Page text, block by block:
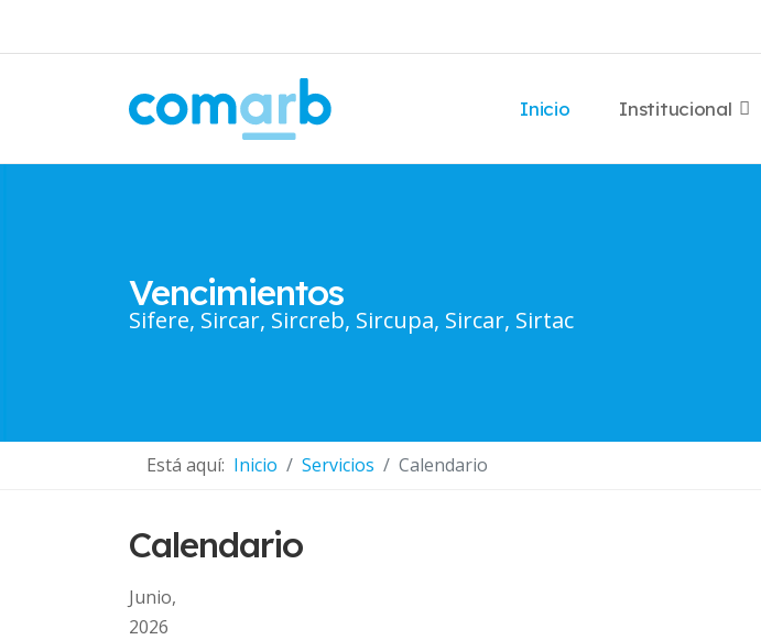
Inicio Institucional
Vencimientos
Sifere, Sircar, Sircreb, Sircupa, Sircar, Sirtac
Está aquí: Inicio Servicios Calendario
Calendario
Junio,
2026